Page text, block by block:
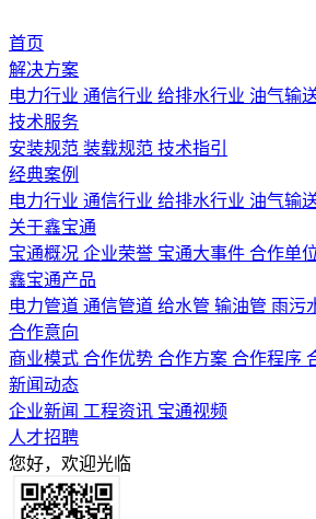
首页
解决方案
电力行业 通信行业 给排水行业 油气输
技术服务
安装规范 装载规范 技术指引
经典案例
电力行业 通信行业 给排水行业 油气输
关于鑫宝通
宝通概况 企业荣誉 宝通大事件 合作单
鑫宝通产品
电力管道 通信管道 给水管 输油管 雨污
合作意向
商业模式 合作优势 合作方案 合作程序
新闻动态
企业新闻 工程资讯 宝通视频
人才招聘
您好，欢迎光临